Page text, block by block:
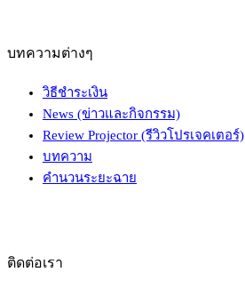
บทความต่างๆ
วิธีชำระเงิน
News (ข่าวและกิจกรรม)
Review Projector (รีวิวโปรเจคเตอร์)
บทความ
คำนวนระยะฉาย
ติดต่อเรา